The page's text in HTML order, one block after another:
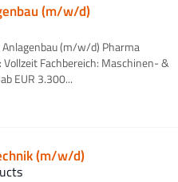
(m/w/d)
(m/w/d) Pharma
Fachbereich: Maschinen- &
EUR 3.300...
(m/w/d)